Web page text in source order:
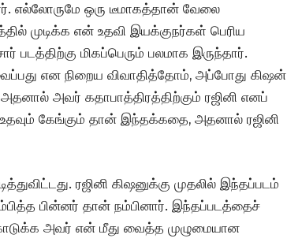
எல்லோருமே ஒரு டீமாகத்தான் வேலை
முடிக்க என் உதவி இயக்குநர்கள் பெரிய
படத்திற்கு மிகப்பெரும் பலமாக இருந்தார்.
என நிறைய விவாதித்தோம், அப்போது கிஷன்
அவர் கதாபாத்திரத்திற்கும் ரஜினி எனப்
கேங்கும் தான் இந்தக்கதை, அதனால் ரஜினி
ரஜினி கிஷனுக்கு முதலில் இந்தப்படம்
பின்னர் தான் நம்பினார். இந்தப்படத்தைச்
அவர் என் மீது வைத்த முழுமையான